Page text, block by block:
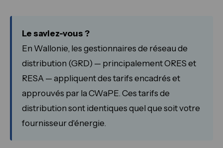
Le saviez-vous ?
En Wallonie, les gestionnaires de réseau de
distribution (GRD) — principalement ORES et
RESA — appliquent des tarifs encadrés et
approuvés par la CWaPE. Ces tarifs de
distribution sont identiques quel que soit votre
fournisseur d'énergie.